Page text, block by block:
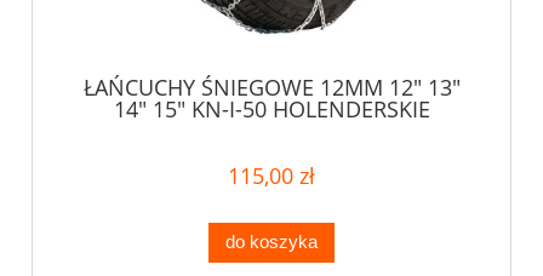
ŁAŃCUCHY ŚNIEGOWE 12MM 12" 13"
14" 15" KN-I-50 HOLENDERSKIE
115,00 zł
do koszyka